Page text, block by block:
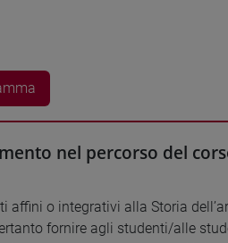
nel percorso del
affini o integrativi alla Storia
fornire agli studenti/alle